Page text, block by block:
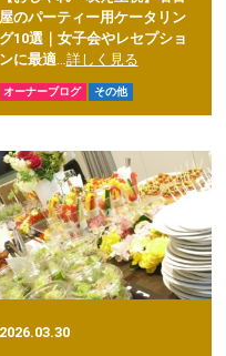
屋のパーティー用ケータリン
グ10選｜女子会やレセプショ
ンに最適… 詳しく見る
オーナーブログ その他
2026.03.30